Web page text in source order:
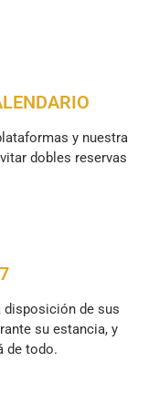
y nuestra
dobles reservas
disposición de sus
su estancia, y
de todo.